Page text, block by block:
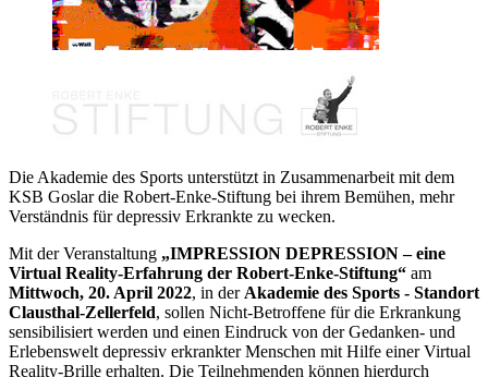
Die Akademie des Sports unterstützt in Zusammenarbeit mit dem
KSB Goslar die Robert-Enke-Stiftung bei ihrem Bemühen, mehr
Verständnis für depressiv Erkrankte zu wecken.
Mit der Veranstaltung „IMPRESSION DEPRESSION – eine
Virtual Reality-Erfahrung der Robert-Enke-Stiftung“ am
Mittwoch, 20. April 2022, in der Akademie des Sports - Standort
Clausthal-Zellerfeld, sollen Nicht-Betroffene für die Erkrankung
sensibilisiert werden und einen Eindruck von der Gedanken- und
Erlebenswelt depressiv erkrankter Menschen mit Hilfe einer Virtual
Reality-Brille erhalten. Die Teilnehmenden können hierdurch